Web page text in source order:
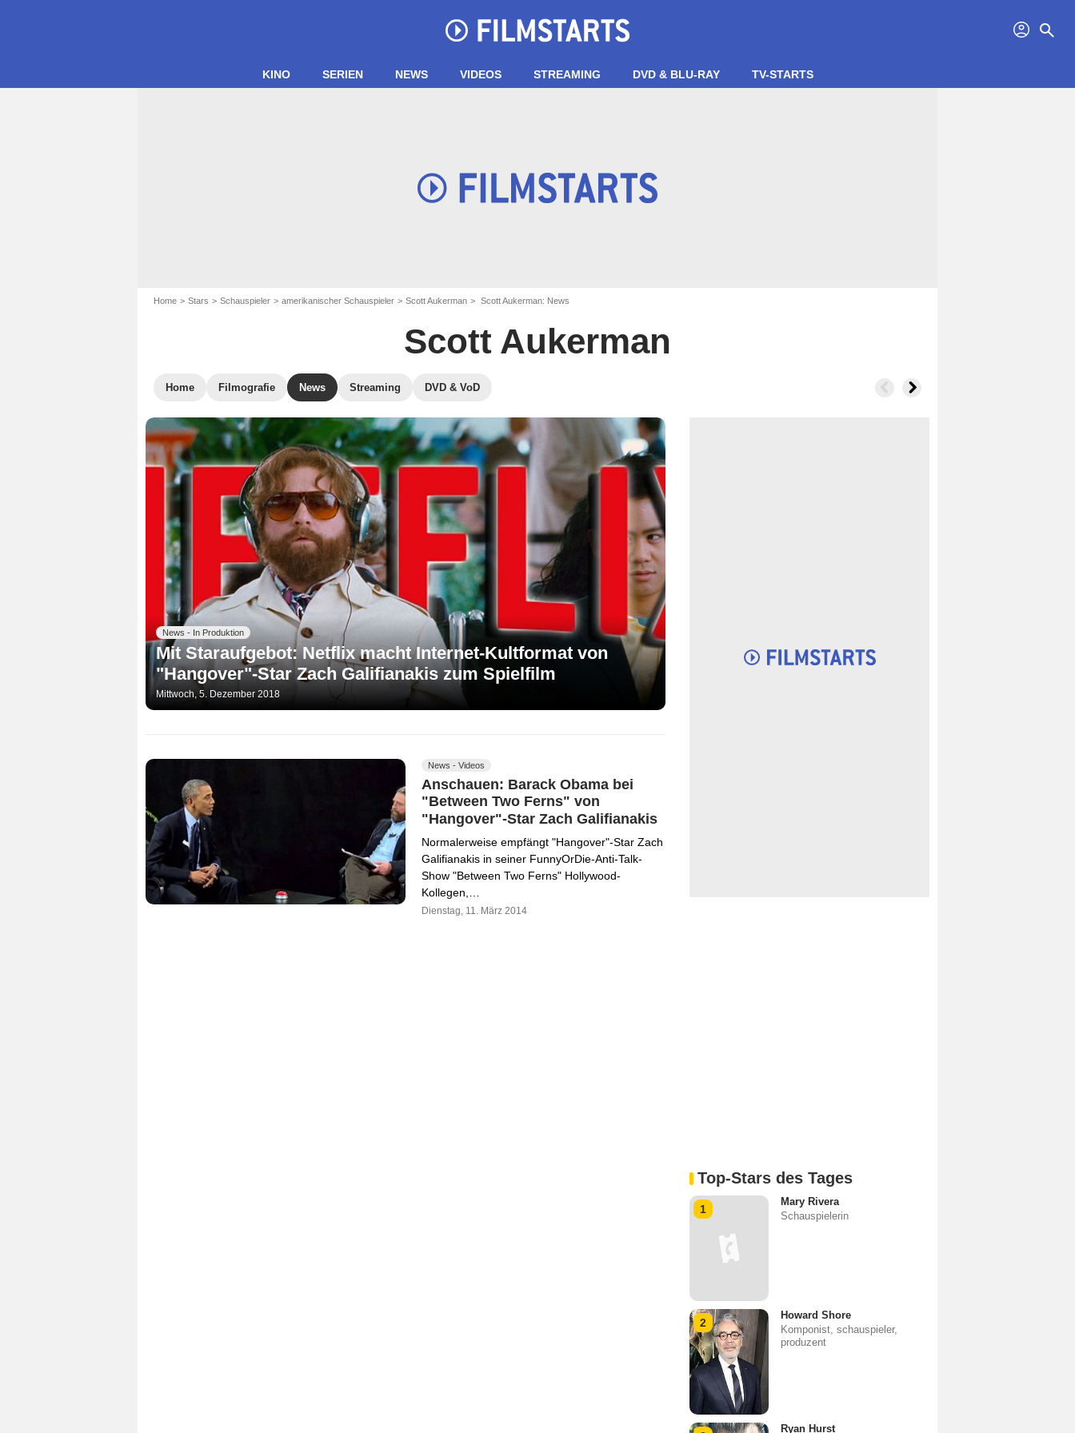
profil search
KINO SERIEN NEWS VIDEOS STREAMING DVD & BLU-RAY TV-STARTS
Home Stars Schauspieler amerikanischer Schauspieler Scott Aukerman Scott Aukerman: News
Scott Aukerman
Home Filmografie News Streaming DVD & VoD
News - In Produktion
Mit Staraufgebot: Netflix macht Internet-Kultformat von
"Hangover"-Star Zach Galifianakis zum Spielfilm
Mittwoch, 5. Dezember 2018
News - Videos
Anschauen: Barack Obama bei
"Between Two Ferns" von
"Hangover"-Star Zach Galifianakis
Normalerweise empfängt "Hangover"-Star Zach
Galifianakis in seiner FunnyOrDie-Anti-Talk-
Show "Between Two Ferns" Hollywood-
Kollegen,…
Dienstag, 11. März 2014
Top-Stars des Tages
1
Mary Rivera
Schauspielerin
2
Howard Shore
Komponist, schauspieler,
produzent
Ryan Hurst